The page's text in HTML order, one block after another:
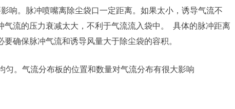
响。脉冲喷嘴离除尘袋口一定距离。如果太小，诱导气流不
气流的压力衰减太大，不利于气流流入袋中。 具体的脉冲距离
确保脉冲气流和诱导风量大于除尘袋的容积。
。气流分布板的位置和数量对气流分布有很大影响